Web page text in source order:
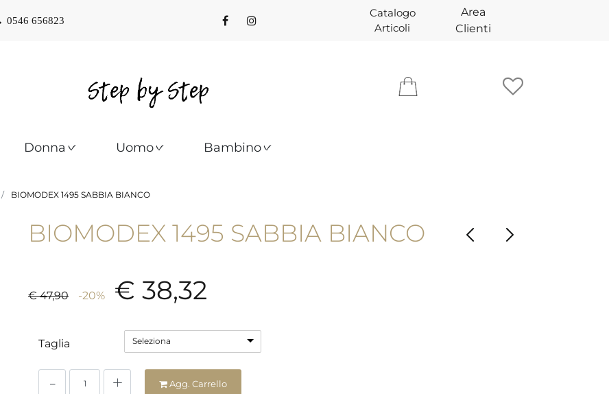
0546 656823
Catalogo
Articoli
Area
Clienti
Donna Uomo Bambino
BIOMODEX 1495 SABBIA BIANCO
BIOMODEX 1495 SABBIA BIANCO
€ 47,90 -20% € 38,32
Taglia Seleziona
Agg. Carrello